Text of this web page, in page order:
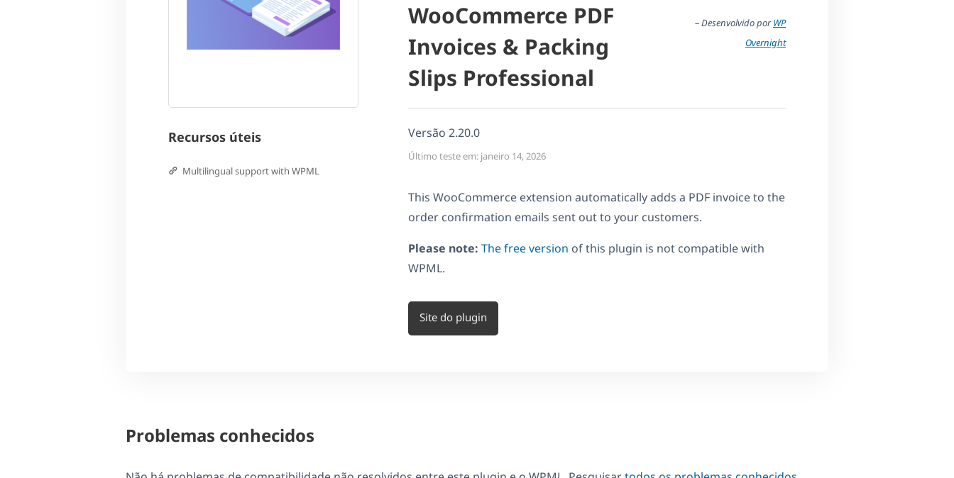
Recursos úteis
Multilingual support with WPML
WooCommerce PDF
Invoices & Packing
Slips Professional
– Desenvolvido porWP
Overnight
Versão 2.20.0
Último teste em: janeiro 14, 2026
This WooCommerce extension automatically adds a PDF invoice to the
order confirmation emails sent out to your customers.
Please note: The free version of this plugin is not compatible with
WPML.
Site do plugin
Problemas conhecidos